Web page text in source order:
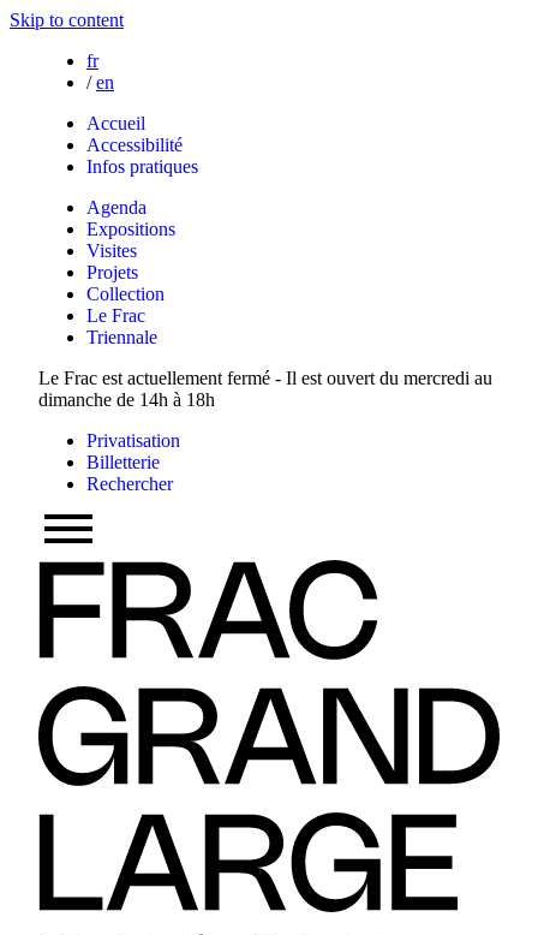
Skip to content
fr
/ en
Accueil
Accessibilité
Infos pratiques
Agenda
Expositions
Visites
Projets
Collection
Le Frac
Triennale
Le Frac est actuellement fermé - Il est ouvert du mercredi au
dimanche de 14h à 18h
Privatisation
Billetterie
Rechercher